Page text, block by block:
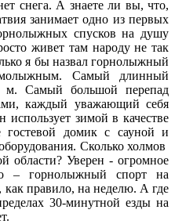
снега. А знаете ли вы, что,
занимает одно из первых
спусков на душу
живет там народу не так
я бы назвал горнолыжный
Самый длинный
м. Самый большой перепад
каждый уважающий себя
зимой в качестве
домик с сауной и
Сколько холмов
области? Уверен - огромное
– горнолыжный спорт на
правило, на неделю. А где
30-минутной езды на